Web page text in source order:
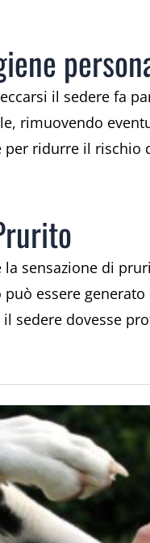
il sedere fa
rimuovendo
ridurre il
la sensazione di
essere
sedere dovesse